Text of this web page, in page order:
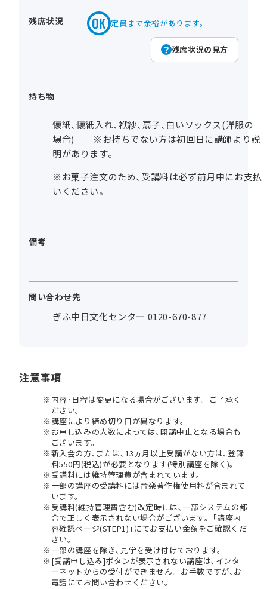
残席状況 定員まで余裕があります。
残席状況の見方
持ち物
懐紙、懐紙入れ、袱紗、扇子、白いソックス(洋服の
場合) ※お持ちでない方は初回日に講師より説
明があります。
※お菓子注文のため、受講料は必ず前月中にお支払
いください。
備考
問い合わせ先
ぎふ中日文化センター 0120-670-877
注意事項
内容･日程は変更になる場合がございます。ご了承く
ださい。
講座により締め切り日が異なります。
お申し込みの人数によっては､開講中止となる場合も
ございます。
新入会の方､または､13ヵ月以上受講がない方は､登録
料550円(税込)が必要となります(特別講座を除く)。
受講料には維持管理費が含まれています。
一部の講座の受講料には音楽著作権使用料が含まれて
います。
受講料(維持管理費含む)改定時には､一部システムの都
合で正しく表示されない場合がございます。｢講座内
容確認ページ(STEP1)｣にてお支払い金額をご確認くだ
さい。
一部の講座を除き､見学を受け付けております。
[受講申し込み]ボタンが表示されない講座は､インタ
ーネットからの受付ができません。お手数ですが､お
電話にてお問い合わせください。